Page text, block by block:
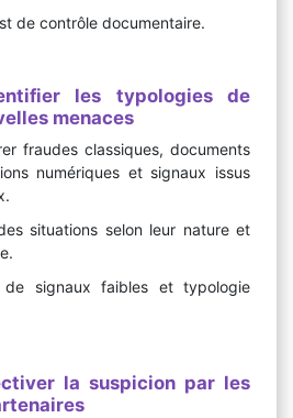
de contrôle documentaire.
les typologies de
menaces
fraudes classiques, documents
numériques et signaux issus
situations selon leur nature et
signaux faibles et typologie
la suspicion par les